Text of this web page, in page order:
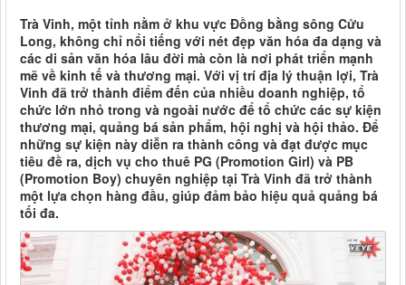
Trà Vinh, một tỉnh nằm ở khu vực Đồng bằng sông Cửu
Long, không chỉ nổi tiếng với nét đẹp văn hóa đa dạng và
các di sản văn hóa lâu đời mà còn là nơi phát triển mạnh
mẽ về kinh tế và thương mại. Với vị trí địa lý thuận lợi, Trà
Vinh đã trở thành điểm đến của nhiều doanh nghiệp, tổ
chức lớn nhỏ trong và ngoài nước để tổ chức các sự kiện
thương mại, quảng bá sản phẩm, hội nghị và hội thảo. Để
những sự kiện này diễn ra thành công và đạt được mục
tiêu đề ra, dịch vụ cho thuê PG (Promotion Girl) và PB
(Promotion Boy) chuyên nghiệp tại Trà Vinh đã trở thành
một lựa chọn hàng đầu, giúp đảm bảo hiệu quả quảng bá
tối đa.